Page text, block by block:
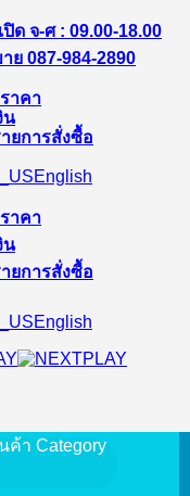
ปิด จ-ศ : 09.00-18.00
ย 087-984-2890
าคา
น
ยการสั่งซื้อ
English
าคา
น
ยการสั่งซื้อ
English
ค้า Category